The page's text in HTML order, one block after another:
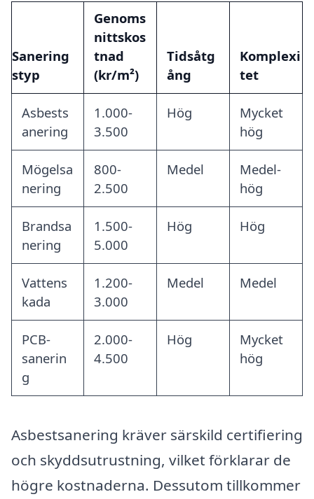
Sanering
styp
Genoms
nittskos
tnad
(kr/m²)
Tidsåtg
ång
Komplexi
tet
Asbests
anering
1.000-
3.500
Hög
Mycket
hög
Mögelsa
nering
800-
2.500
Medel
Medel-
hög
Brandsa
nering
1.500-
5.000
Hög Hög
Vattens
kada
1.200-
3.000
Medel Medel
PCB-
sanerin
g
2.000-
4.500
Hög
Mycket
hög
Asbestsanering kräver särskild certifiering
och skyddsutrustning, vilket förklarar de
högre kostnaderna. Dessutom tillkommer